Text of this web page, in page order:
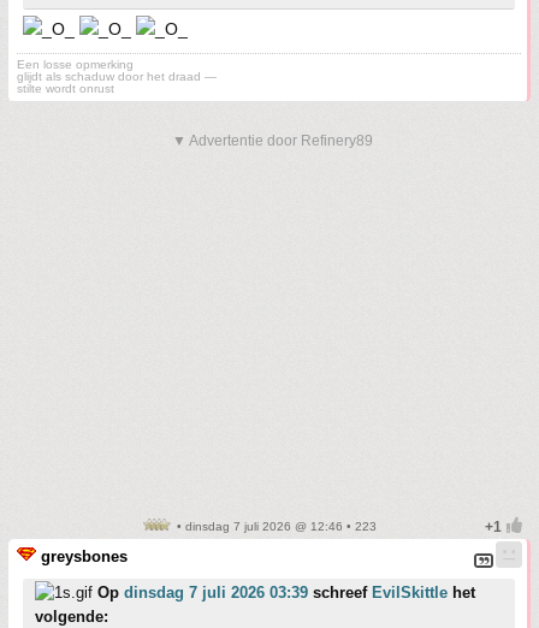
Een losse opmerking
glijdt als schaduw door het draad —
stilte wordt onrust
▼ Advertentie door Refinery89
• dinsdag 7 juli 2026 @ 12:46 • 223
greysbones
Op dinsdag 7 juli 2026 03:39 schreef EvilSkittle het
volgende: